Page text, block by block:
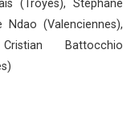
(Troyes), Stéphane
Ndao (Valenciennes),
Battocchio